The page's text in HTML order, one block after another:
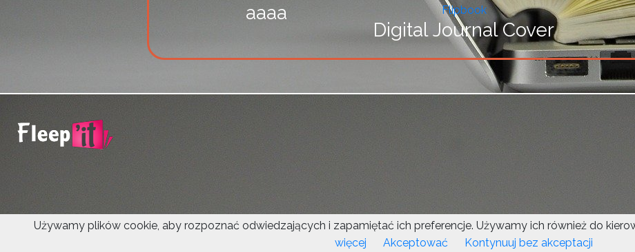
aaaa Flipbook
Digital Journal Cover
This site is protected by reCAPTCHA and
Używamy plików cookie, aby rozpoznać odwiedzających i zapamiętać ich preferencje. Używamy ich również do
więcej
Akceptować Kontynuuj bez akceptacji